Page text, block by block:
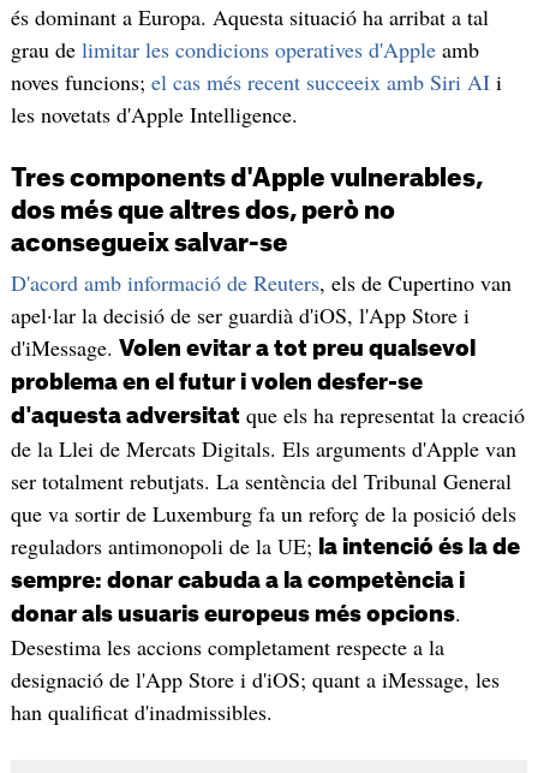
és dominant a Europa. Aquesta situació ha arribat a tal
grau de limitar les condicions operatives d'Appleamb
noves funcions; el cas més recent succeeix amb Siri AIi
les novetats d'Apple Intelligence.
Tres components d'Apple vulnerables,
dos més que altres dos, però no
aconsegueix salvar-se
D'acord amb informació de Reuters, els de Cupertino van
apel·lar la decisió de ser guardià d'iOS, l'App Store i
d'iMessage. Volen evitar a tot preu qualsevol
problema en el futur i volen desfer-se
d'aquesta adversitatque els ha representat la creació
de la Llei de Mercats Digitals. Els arguments d'Apple van
ser totalment rebutjats. La sentència del Tribunal General
que va sortir de Luxemburg fa un reforç de la posició dels
reguladors antimonopoli de la UE;
la intenció és la de
sempre: donar cabuda a la competència i
donar als usuaris europeus més opcions.
Desestima les accions completament respecte a la
designació de l'App Store i d'iOS; quant a iMessage, les
han qualificat d'inadmissibles.